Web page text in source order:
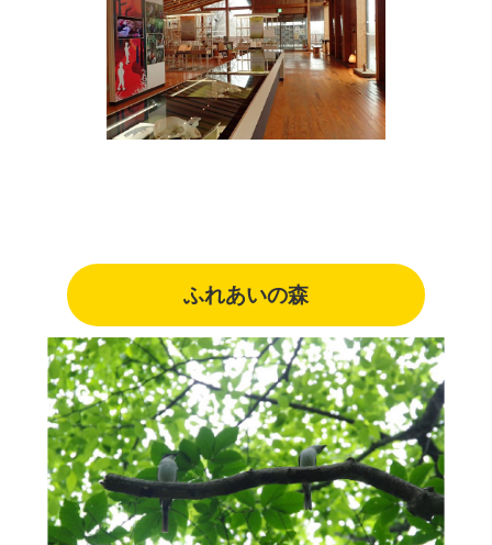
ふれあいの森